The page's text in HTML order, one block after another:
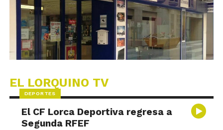
EL LORQUINO TV
DEPORTES
El CF Lorca Deportiva regresa a
Segunda RFEF